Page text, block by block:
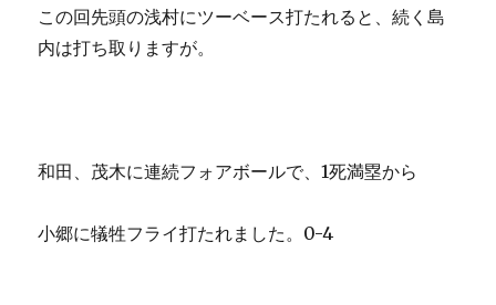
この回先頭の浅村にツーベース打たれると、続く島
内は打ち取りますが。
和田、茂木に連続フォアボールで、1死満塁から
小郷に犠牲フライ打たれました。0-4